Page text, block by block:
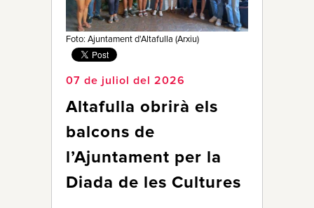
Qui Som
Foto: Ajuntament d'Altafulla (Arxiu)
07 de juliol del 2026
Altafulla obrirà els
balcons de
l’Ajuntament per la
Diada de les Cultures